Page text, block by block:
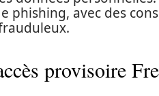
phishing, avec des
provisoire